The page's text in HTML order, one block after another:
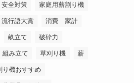
安全対策 家庭用薪割り機
流行語大賞 消費 家計
畝立て 破砕力
組み立て 草刈り機 薪
り機おすすめ